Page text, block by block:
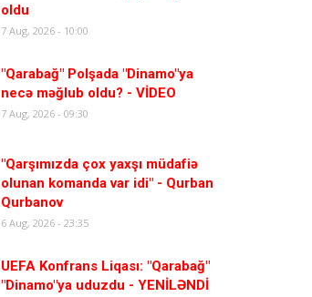
oldu
7 Aug, 2026 - 10:00
"Qarabağ" Polşada "Dinamo"ya
necə məğlub oldu? - VİDEO
7 Aug, 2026 - 09:30
"Qarşımızda çox yaxşı müdafiə
olunan komanda var idi" - Qurban
Qurbanov
6 Aug, 2026 - 23:35
UEFA Konfrans Liqası: "Qarabağ"
"Dinamo"ya uduzdu - YENİLƏNDİ